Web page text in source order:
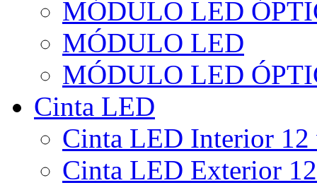
MÓDULO LED
MÓDULO LED
MÓDULO LED
Cinta LED
Cinta LED Interior
Cinta LED Exterior